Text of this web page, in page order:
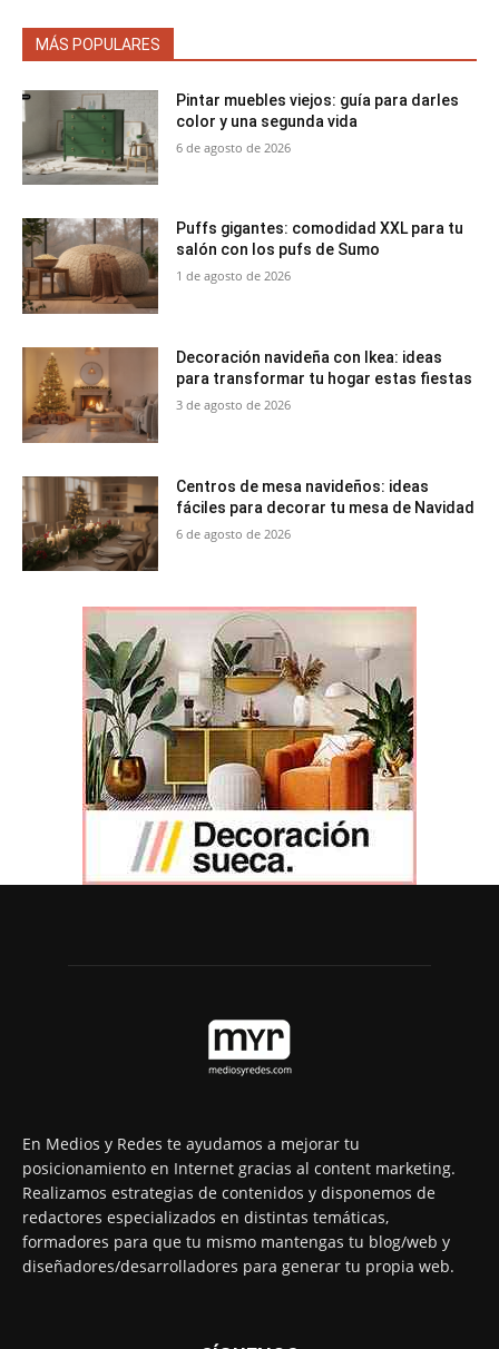
MÁS POPULARES
Pintar muebles viejos: guía para darles
color y una segunda vida
6 de agosto de 2026
Puffs gigantes: comodidad XXL para tu
salón con los pufs de Sumo
1 de agosto de 2026
Decoración navideña con Ikea: ideas
para transformar tu hogar estas fiestas
3 de agosto de 2026
Centros de mesa navideños: ideas
fáciles para decorar tu mesa de Navidad
6 de agosto de 2026
En Medios y Redes te ayudamos a mejorar tu
posicionamiento en Internet gracias al content marketing.
Realizamos estrategias de contenidos y disponemos de
redactores especializados en distintas temáticas,
formadores para que tu mismo mantengas tu blog/web y
diseñadores/desarrolladores para generar tu propia web.